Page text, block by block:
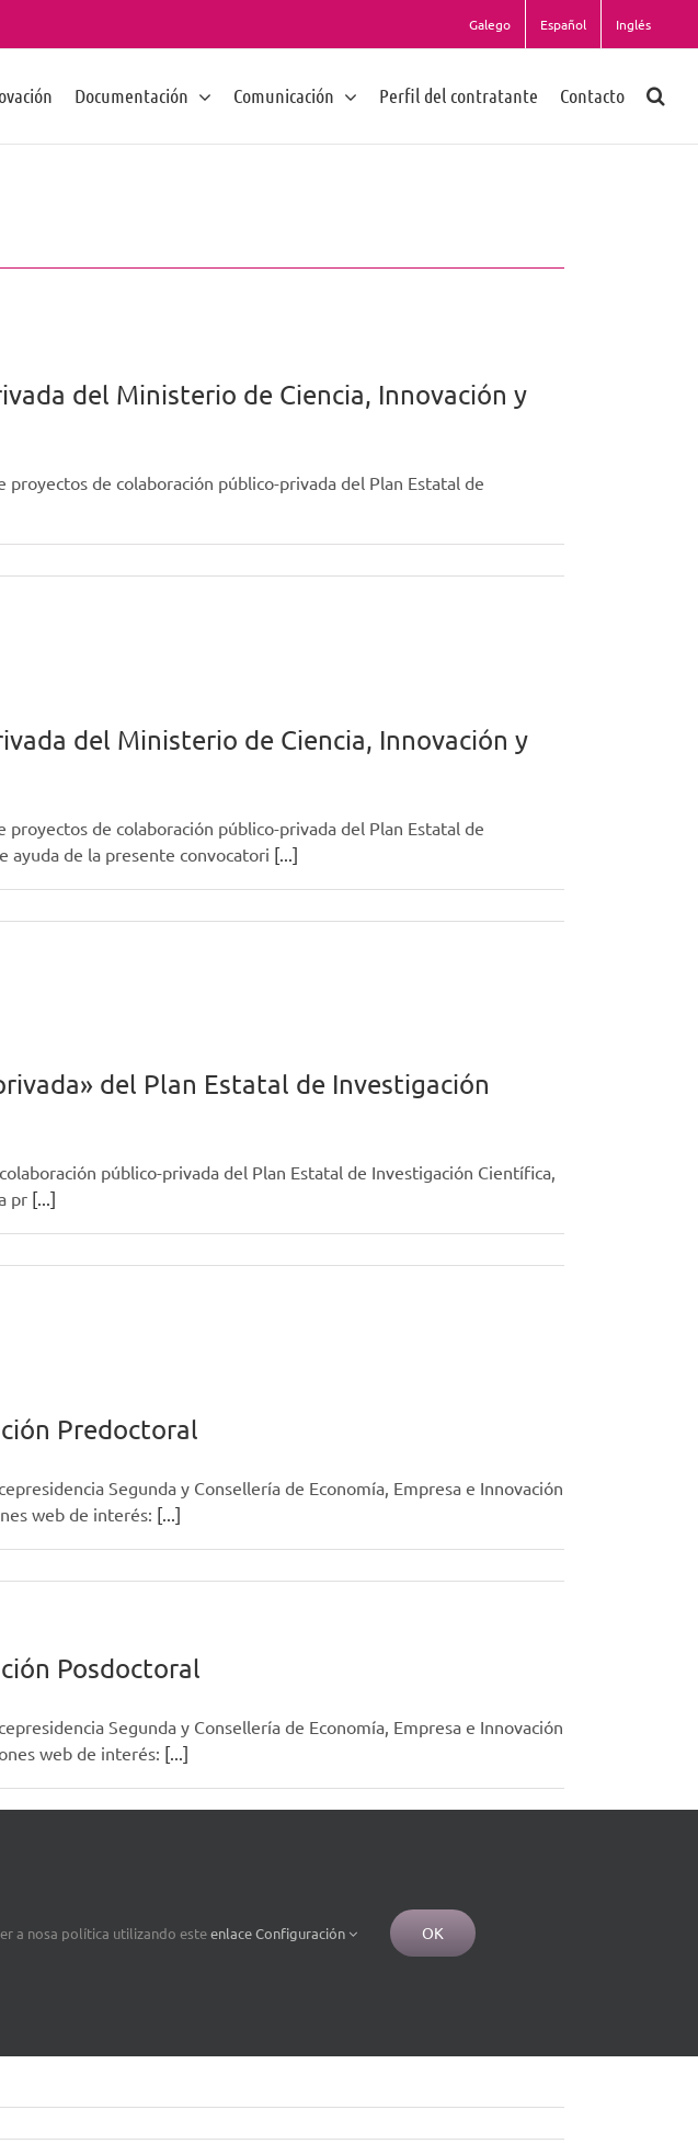
Galego Español Inglés
Documentación Comunicación Perfil del contratante Contacto
del Ministerio de Ciencia, Innovación y
de colaboración público-privada del Plan Estatal de
del Ministerio de Ciencia, Innovación y
de colaboración público-privada del Plan Estatal de
ayuda de la presente convocatori [...]
del Plan Estatal de Investigación
público-privada del Plan Estatal de Investigación Científica,
pr [...]
Predoctoral
Segunda y Consellería de Economía, Empresa e Innovación
web de interés: [...]
Posdoctoral
Segunda y Consellería de Economía, Empresa e Innovación
web de interés: [...]
a nosa política utilizando esteenlaceConfiguración OK